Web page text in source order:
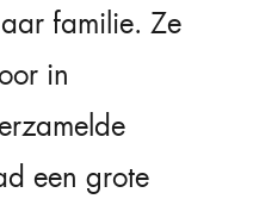
familie. Ze
in
een grote